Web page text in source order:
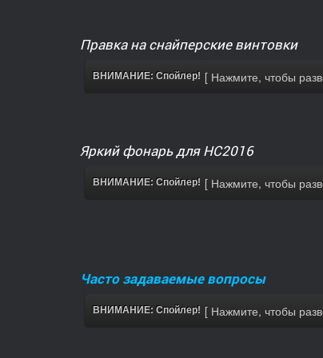
Правка на снайперские винтовки
ВНИМАНИЕ: Спойлер!
Яркий фонарь для НС2016
ВНИМАНИЕ: Спойлер!
Часто задаваемые вопросы
ВНИМАНИЕ: Спойлер!